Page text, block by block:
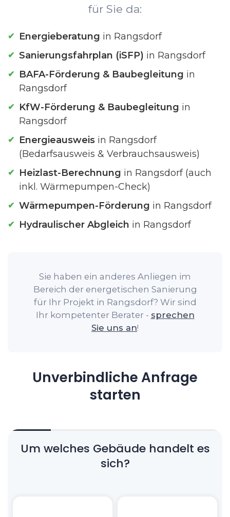
für Sie da:
Energieberatung in Rangsdorf
Sanierungsfahrplan (iSFP) in Rangsdorf
BAFA-Förderung & Baubegleitung in
Rangsdorf
KfW-Förderung & Baubegleitung in
Rangsdorf
Energieausweis in Rangsdorf
(Bedarfsausweis & Verbrauchsausweis)
Heizlast-Berechnung in Rangsdorf (auch
inkl. Wärmepumpen-Check)
Wärmepumpen-Förderung in Rangsdorf
Hydraulischer Abgleich in Rangsdorf
Sie haben ein anderes Anliegen im
Bereich der energetischen Sanierung
für Ihr Projekt in Rangsdorf? Wir sind
Ihr kompetenter Berater - sprechen
Sie uns an!
Unverbindliche Anfrage
starten